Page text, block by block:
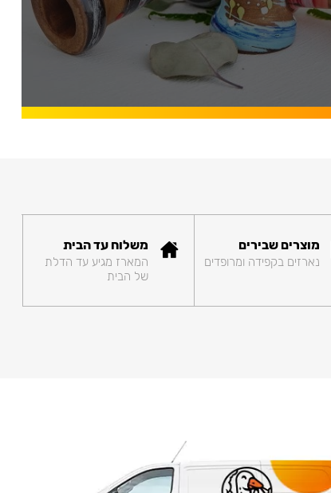
מוצרים שבירים
נארזים בקפידה ומרופדים
משלוח עד הבית
המארז מגיע עד הדלת
של הבית